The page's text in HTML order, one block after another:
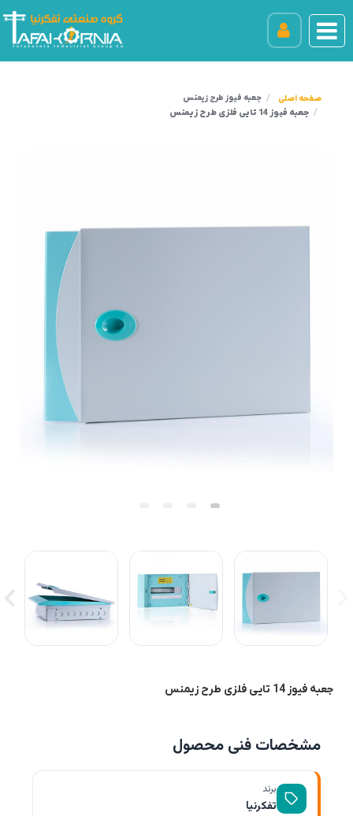
جعبه فیوز طرح زیمنس
جعبه فیوز 14 تایی فلزی طرح زیمنس
جعبه فیوز 14 تایی فلزی طرح زیمنس
مشخصات فنی محصول
برند
تفکرنیا